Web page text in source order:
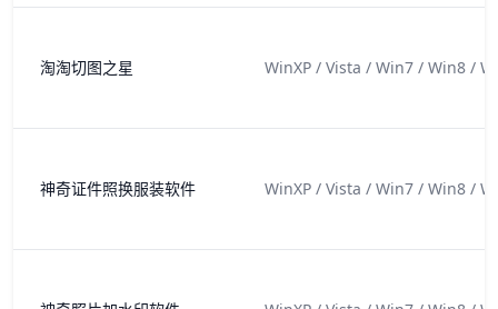
淘淘切图之星 WinXP / Vista / Win7 / Win8 /
神奇证件照换服装软件 WinXP / Vista / Win7 / Win8 /